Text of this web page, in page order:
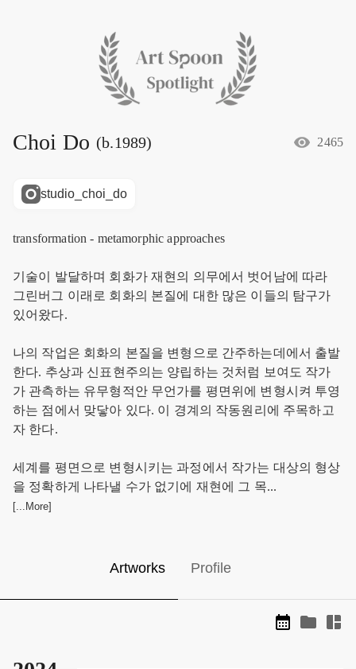
Choi Do (b.1989) 2465
studio_choi_do
transformation - metamorphic approaches
기술이 발달하며 회화가 재현의 의무에서 벗어남에 따라
그린버그 이래로 회화의 본질에 대한 많은 이들의 탐구가
있어왔다.
나의 작업은 회화의 본질을 변형으로 간주하는데에서 출발
한다. 추상과 신표현주의는 양립하는 것처럼 보여도 작가
가 관측하는 유무형적안 무언가를 평면위에 변형시켜 투영
하는 점에서 맞닿아 있다. 이 경계의 작동원리에 주목하고
자 한다.
세계를 평면으로 변형시키는 과정에서 작가는 대상의 형상
을 정확하게 나타낼 수가 없기에 재현에 그 목...
[...More]
Artworks Profile